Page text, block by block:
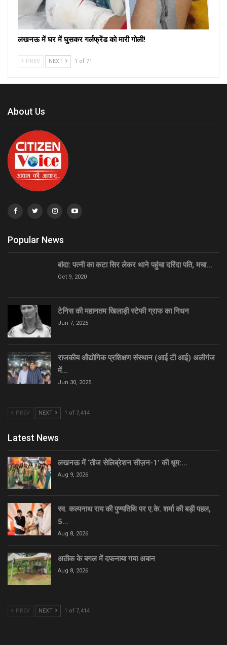
लखनऊ में घर में घुसकर गर्लफ्रेंड को मारी गोली!
PREV NEXT 1 of 71
About Us
Popular News
बांदा: पत्नी का कटा सिर लेकर थाने पहुंचा दरिंदा पति, मचा…
Oct 9, 2020
टेनिस की महानतम खिलाड़ी स्टेफी ग्राफ का निधन
Jun 7, 2025
राजकीय औद्योगिक प्रशिक्षण संस्थान (आई टी आई) अलीगंज
में…
Jun 30, 2025
PREV NEXT 1 of 7,414
Latest News
लखनऊ में ‘तीज सेलिब्रेशन सीज़न-1’ की धूम:…
Aug 9, 2026
स्व. कल्पनाथ राय की पुण्यतिथि पर ए.के. शर्मा की बड़ी पहल,
5…
Aug 8, 2026
अतीक के बगल में दफनाया गया अबान
Aug 8, 2026
PREV NEXT 1 of 7,414